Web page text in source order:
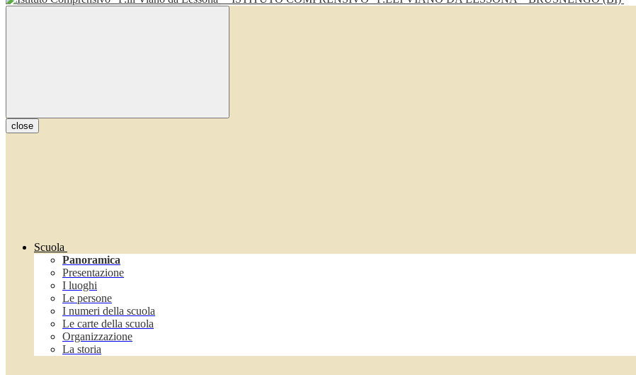
close
Scuola
Panoramica
Presentazione
I luoghi
Le persone
I numeri della scuola
Le carte della scuola
Organizzazione
La storia